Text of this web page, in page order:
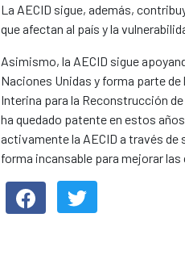
La AECID sigue, además,
que afectan al país y la
Asimismo, la AECID sigue
Naciones Unidas y forma parte
Interina para la Reconstrucción
ha quedado patente en estos
activamente la AECID a través de
forma incansable para mejorar